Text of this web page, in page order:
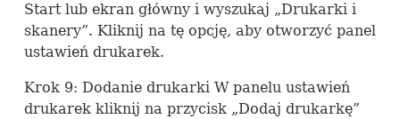
Start lub ekran główny i wyszukaj „Drukarki i
skanery”. Kliknij na tę opcję, aby otworzyć panel
ustawień drukarek.
Krok 9: Dodanie drukarki W panelu ustawień
drukarek kliknij na przycisk „Dodaj drukarkę”